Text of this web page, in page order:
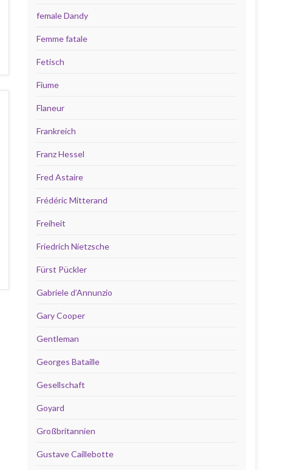
female Dandy
Femme fatale
Fetisch
Fiume
Flaneur
Frankreich
Franz Hessel
Fred Astaire
Frédéric Mitterand
Freiheit
Friedrich Nietzsche
Fürst Pückler
Gabriele d’Annunzio
Gary Cooper
Gentleman
Georges Bataille
Gesellschaft
Goyard
Großbritannien
Gustave Caillebotte